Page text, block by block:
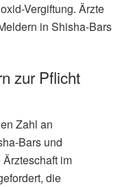
Vergiftung. Ärzte
in Shisha-Bars
zur Pflicht
Zahl an
Bars und
im
die